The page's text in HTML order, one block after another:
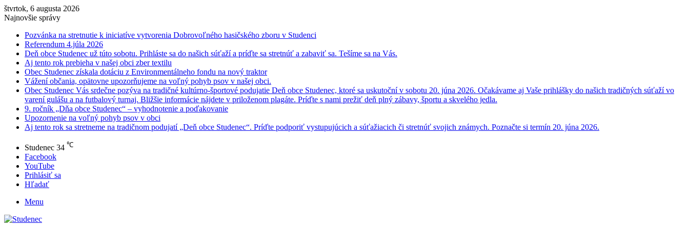
štvrtok, 6 augusta 2026
Najnovšie správy
Pozvánka na stretnutie k iniciatíve vytvorenia Dobrovoľného hasičského zboru v Studenci
Referendum 4.júla 2026
Deň obce Studenec už túto sobotu. Prihláste sa do našich súťaží a príďte sa stretnúť a zabaviť sa. Tešíme sa na Vás.
Aj tento rok prebieha v našej obci zber textilu
Obec Studenec získala dotáciu z Environmentálneho fondu na nový traktor
Vážení občania, opätovne upozorňujeme na voľný pohyb psov v našej obci.
Obec Studenec Vás srdečne pozýva na tradičné kultúrno-športové podujatie Deň obce Studenec, ktoré sa uskutoční v sobotu 20. júna 2026. Očakávame aj Vaše prihlášky do našich tradičných súťaží vo
varení gulášu a na futbalový turnaj. Bližšie informácie nájdete v priloženom plagáte. Príďte s nami prežiť deň plný zábavy, športu a skvelého jedla.
9. ročník „Dňa obce Studenec“ – vyhodnotenie a poďakovanie
Upozornenie na voľný pohyb psov v obci
Aj tento rok sa stretneme na tradičnom podujatí „Deň obce Studenec“. Príďte podporiť vystupujúcich a súťažiacich či stretnúť svojich známych. Poznačte si termín 20. júna 2026.
Studenec 34 ℃
Facebook
YouTube
Prihlásiť sa
Hľadať
Menu